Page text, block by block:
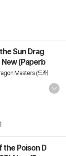
Sun Drag
(Paperb
Masters (드래
the Poison D